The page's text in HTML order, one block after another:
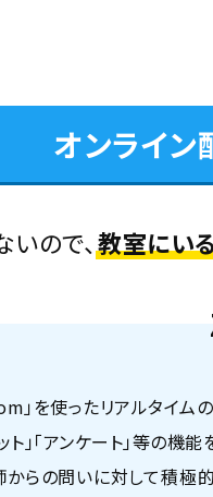
オンライン
ので、教室にい
」を使ったリアルタイム
」「アンケート」等の機
からの問いに対して積極